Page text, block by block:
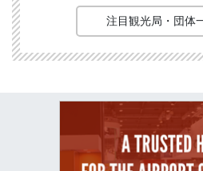
注目観光局・団体